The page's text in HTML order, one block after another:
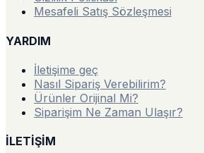
Mesafeli Satış Sözleşmesi
YARDIM
İletişime geç
Nasıl Sipariş Verebilirim?
Ürünler Orijinal Mi?
Siparişim Ne Zaman Ulaşır?
İLETİŞİM